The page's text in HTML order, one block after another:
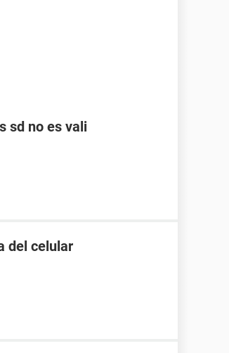
sd no es vali
del celular